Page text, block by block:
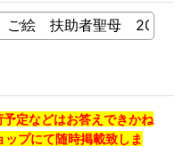
定などはお答えできかね
プにて随時掲載致しま